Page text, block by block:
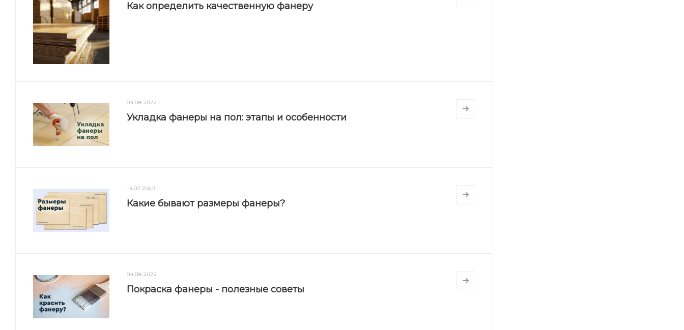
Как определить качественную фанеру
04.08.2022
Укладка фанеры на пол: этапы и особенности
14.07.2022
Какие бывают размеры фанеры?
04.08.2022
Покраска фанеры - полезные советы